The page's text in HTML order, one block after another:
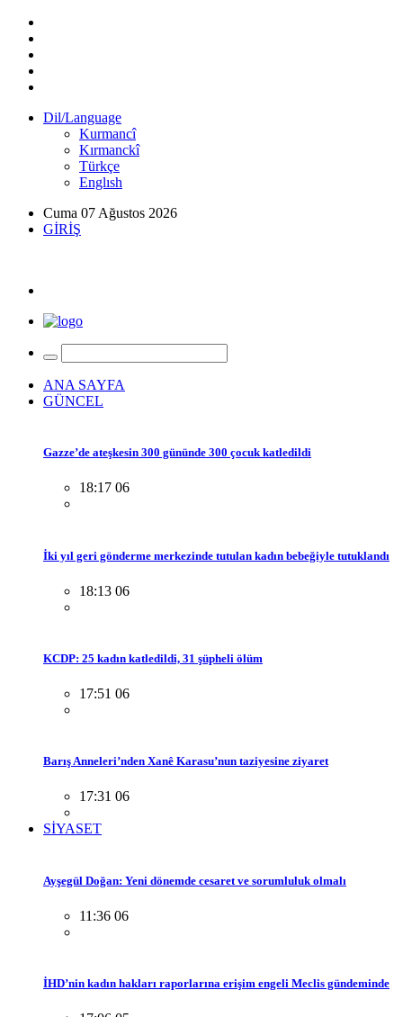
Dil/Language
Kurmancî
Kırmanckî
Türkçe
Englısh
Cuma 07 Ağustos 2026
GİRİŞ
ANA SAYFA
GÜNCEL
Gazze’de ateşkesin 300 gününde 300 çocuk katledildi
18:17 06
İki yıl geri gönderme merkezinde tutulan kadın bebeğiyle tutuklandı
18:13 06
KCDP: 25 kadın katledildi, 31 şüpheli ölüm
17:51 06
Barış Anneleri’nden Xanê Karasu’nun taziyesine ziyaret
17:31 06
SİYASET
Ayşegül Doğan: Yeni dönemde cesaret ve sorumluluk olmalı
11:36 06
İHD’nin kadın hakları raporlarına erişim engeli Meclis gündeminde